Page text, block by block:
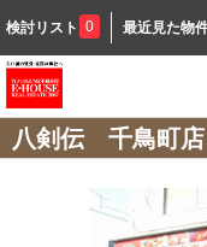
検討リスト 0 最近見た物
八剣伝 千鳥町店